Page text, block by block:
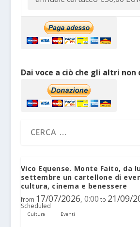
Dai voce a ciò che gli altri non
Vico Equense. Monte Faito, da
settembre un cartellone di
cultura, cinema e benessere
from 17/07/2026, 0:00 to 21/09/
Scheduled
Cultura Eventi